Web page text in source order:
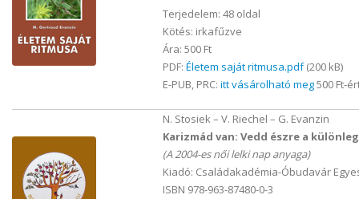
Terjedelem: 48 oldal
Kötés: irkafűzve
Ára: 500 Ft
PDF: Életem saját ritmusa.pdf(200 kB)
E-PUB, PRC: itt vásárolható meg500 Ft-
N. Stosiek – V. Riechel – G. Evanzin
Karizmád van: Vedd észre a
(A 2004-es női lelki nap anyaga)
Kiadó: Családakadémia-Óbudavár
ISBN 978-963-87480-0-3